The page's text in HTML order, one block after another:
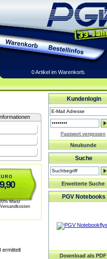
0 Artikel im Warenkorb.
Mwst
ermittelt
Kundenlogin
Passwort vergessen
Neukunde
Suche
Erweiterte Suche
PGV Notebooks
Download als PDF